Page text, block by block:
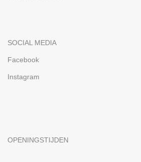
SOCIAL MEDIA
Facebook
Instagram
OPENINGSTIJDEN